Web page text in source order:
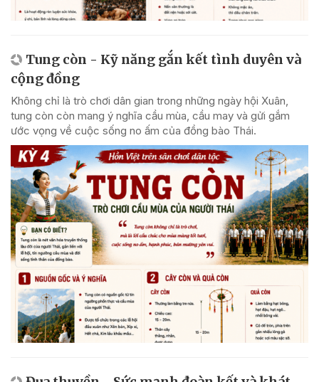
Tung còn - Kỹ năng gắn kết tình duyên và
cộng đồng
Không chỉ là trò chơi dân gian trong những ngày hội Xuân,
tung còn còn mang ý nghĩa cầu mùa, cầu may và gửi gắm
ước vọng về cuộc sống no ấm của đồng bào Thái.